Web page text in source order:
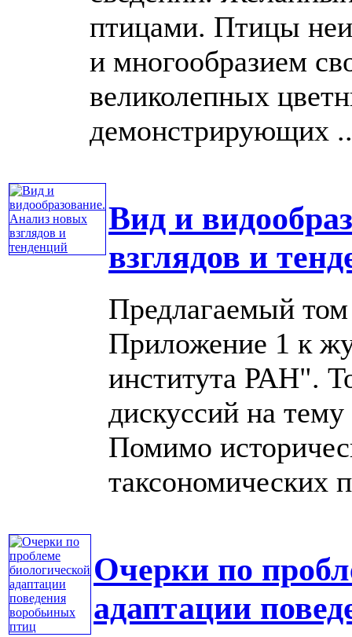
птицами. Птицы
и многообразием
великолепных
демонстрирующих
Вид и
взглядов и
Предлагаемый том
Приложение 1 к
института РАН".
дискуссий на
Помимо
таксономических
Очерки по
адаптации